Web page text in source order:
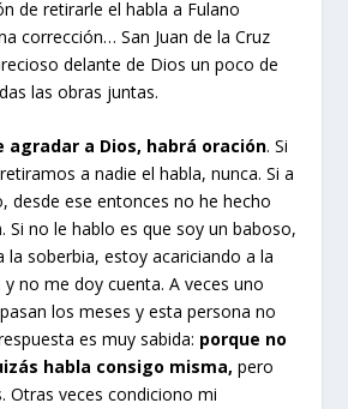
de retirarle el habla a Fulano
corrección… San Juan de la Cruz
delante de Dios un poco de
las obras juntas.
agradar a Dios, habrá oración. Si
a nadie el habla, nunca. Si a
desde ese entonces no he hecho
Si no le hablo es que soy un baboso,
la soberbia, estoy acariciando a la
no me doy cuenta. A veces uno
los meses y esta persona no
es muy sabida: porque no
habla consigo misma, pero
Otras veces condiciono mi